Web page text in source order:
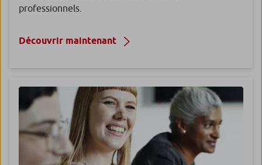
professionnels.
Découvrir maintenant